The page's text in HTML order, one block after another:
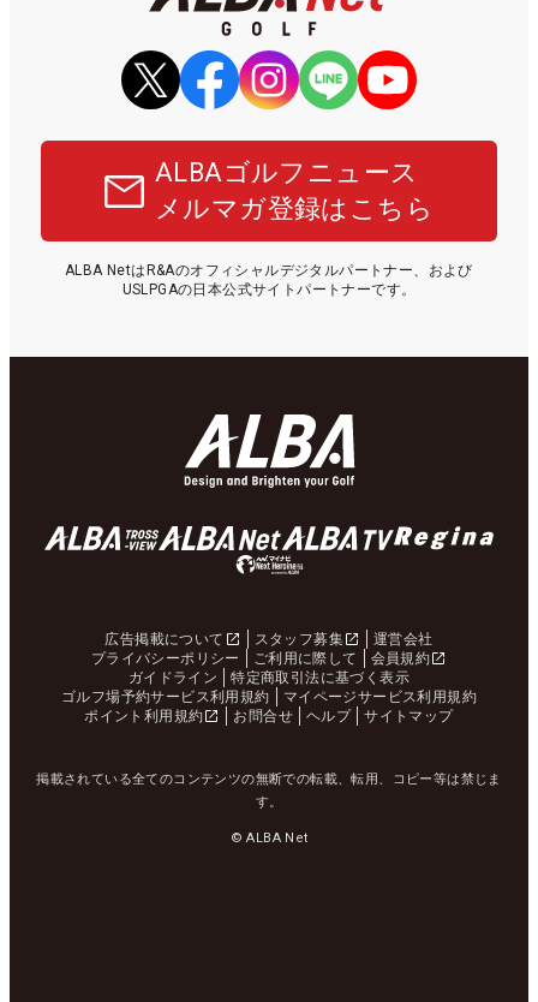
ALBAゴルフニュース
メルマガ登録はこちら
ALBA NetはR&Aのオフィシャルデジタルパートナー、および
USLPGAの日本公式サイトパートナーです。
広告掲載について スタッフ募集
運営会社
プライバシーポリシー
ご利用に際して
会員規約
ガイドライン
特定商取引法に基づく表示
ゴルフ場予約サービス利用規約
マイページサービス利用規約
ポイント利用規約
お問合せ ヘルプ サイトマップ
掲載されている全てのコンテンツの無断での転載、転用、コピー等は禁じま
す。
© ALBA Net